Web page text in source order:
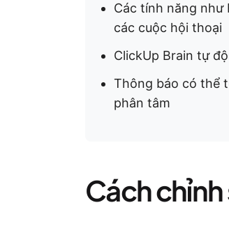
Các tính năng như
các cuộc hội thoại
ClickUp Brain tự
Thông báo có thể
phân tâm
Cách